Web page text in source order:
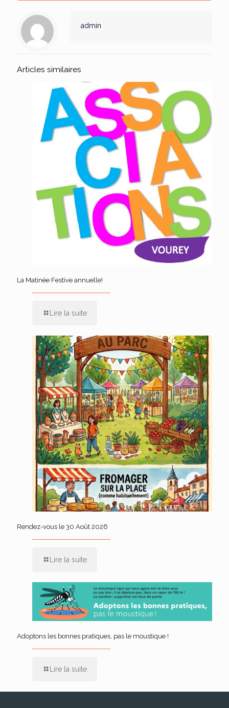
admin
Articles similaires
La Matinée Festive annuelle!
Lire la suite
Rendez-vous le 30 Août 2026
Lire la suite
Adoptons les bonnes pratiques, pas le moustique !
Lire la suite